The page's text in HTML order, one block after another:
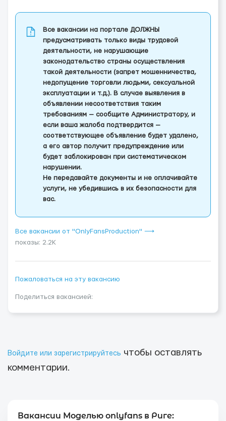
Все вакансии на портале ДОЛЖНЫ
предусматривать только виды трудовой
деятельности, не нарушающие
законодательство страны осуществления
такой деятельности (запрет мошенничества,
недопущение торговли людьми, сексуальной
эксплуатации и т.д.). В случае выявления в
объявлении несоответствия таким
требованиям — сообщите Администратору, и
если ваша жалоба подтвердится —
соответствующее объявление будет удалено,
а его автор получит предупреждение или
будет заблокирован при систематическом
нарушении.
Не передавайте документы и не оплачивайте
услуги, не убедившись в их безопасности для
вас.
Все вакансии от "OnlyFansProduction" ⟶
показы: 2.2K
Пожаловаться на эту вакансию
Поделиться вакансией:
Войдите или зарегистрируйтесь чтобы оставлять
комментарии.
Вакансии Моделью onlyfans в Риге: